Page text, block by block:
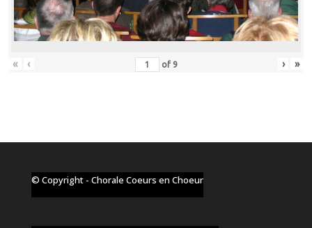
« ‹ of 9 › »
© Copyright - Chorale Coeurs en Choeur